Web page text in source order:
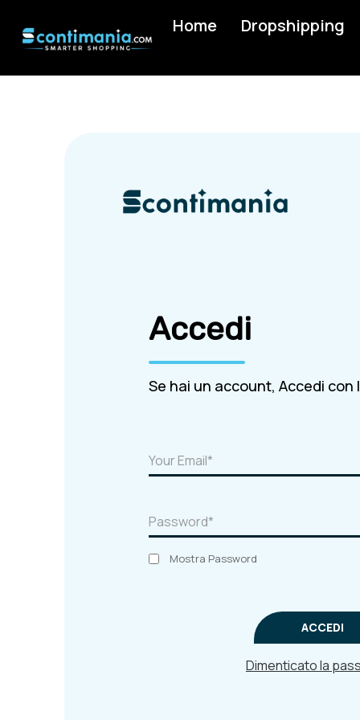
Home Dropshipping
Accedi
Se hai un account, Accedi con
Mostra Password
ACCEDI
Dimenticato la